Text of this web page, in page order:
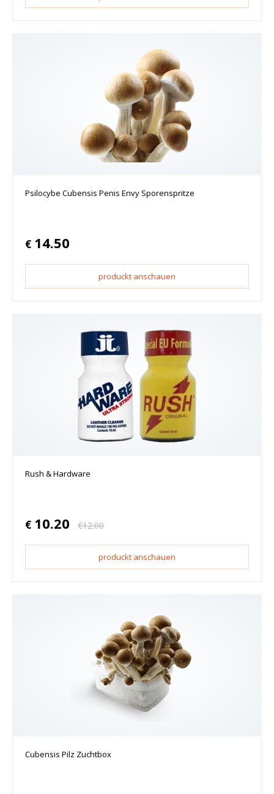
Psilocybe Cubensis Penis Envy Sporenspritze
€ 14.50
produckt anschauen
Rush & Hardware
€ 10.20 €12.00
produckt anschauen
Cubensis Pilz Zuchtbox